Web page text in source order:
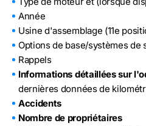
Année
Usine d'assemblage (11e
Options de base/systèmes de
Rappels
Informations détaillées sur
dernières données de
Accidents
Nombre de propriétaires